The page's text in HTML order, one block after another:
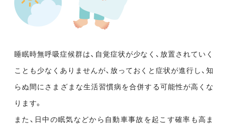
睡眠時無呼吸症候群は、自覚症状が少なく、放置されていく
ことも少なくありませんが、放っておくと症状が進行し、知
らぬ間にさまざまな生活習慣病を合併する可能性が高くな
ります。
また、日中の眠気などから自動車事故を起こす確率も高ま